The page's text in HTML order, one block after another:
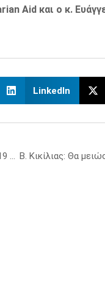
Aid και ο κ.
LinkedIn
Πραγματοποιήθηκε το ”4ο Pharma Transformation- COVID-19 deep dive”